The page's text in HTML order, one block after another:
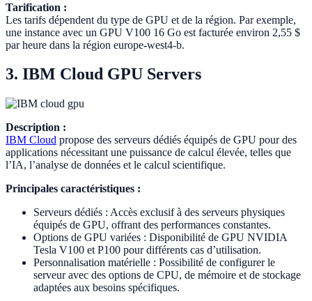
Tarification :
Les tarifs dépendent du type de GPU et de la région. Par exemple,
une instance avec un GPU V100 16 Go est facturée environ 2,55 $
par heure dans la région europe-west4-b.
3. IBM Cloud GPU Servers
Description :
IBM Cloud propose des serveurs dédiés équipés de GPU pour des
applications nécessitant une puissance de calcul élevée, telles que
l’IA, l’analyse de données et le calcul scientifique.
Principales caractéristiques :
Serveurs dédiés : Accès exclusif à des serveurs physiques
équipés de GPU, offrant des performances constantes.
Options de GPU variées : Disponibilité de GPU NVIDIA
Tesla V100 et P100 pour différents cas d’utilisation.
Personnalisation matérielle : Possibilité de configurer le
serveur avec des options de CPU, de mémoire et de stockage
adaptées aux besoins spécifiques.